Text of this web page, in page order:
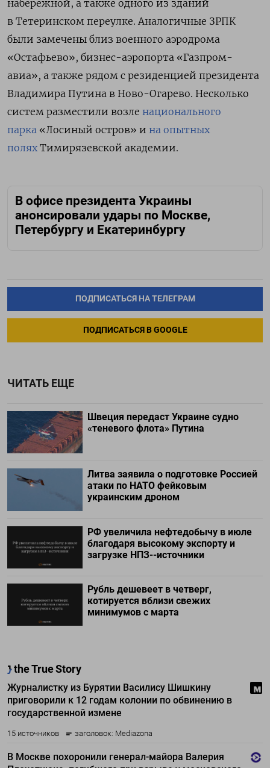
набережной, а также одного из зданий
в Тетеринском переулке. Аналогичные ЗРПК
были замечены близ военного аэродрома
«Остафьево», бизнес-аэропорта «Газпром-
авиа», а также рядом с резиденцией президента
Владимира Путина в Ново-Огарево. Несколько
систем разместили возле национального
парка «Лосиный остров» и на опытных
полях Тимирязевской академии.
В офисе президента Украины
анонсировали удары по Москве,
Петербургу и Екатеринбургу
ПОДПИСАТЬСЯ НА ТЕЛЕГРАМ
ПОДПИСАТЬСЯ В GOOGLE
ЧИТАТЬ ЕЩЕ
Швеция передаст Украине судно
«теневого флота» Путина
Литва заявила о подготовке Россией
атаки по НАТО фейковым
украинским дроном
РФ увеличила нефтедобычу в июле
благодаря высокому экспорту и
загрузке НПЗ--источники
Рубль дешевеет в четверг,
котируется вблизи свежих
минимумов с марта